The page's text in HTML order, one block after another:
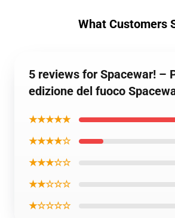
What Customers
5 reviews for Spacewar! –
edizione del fuoco
★★★★★
★★★★☆
★★★☆☆
★★☆☆☆
★☆☆☆☆